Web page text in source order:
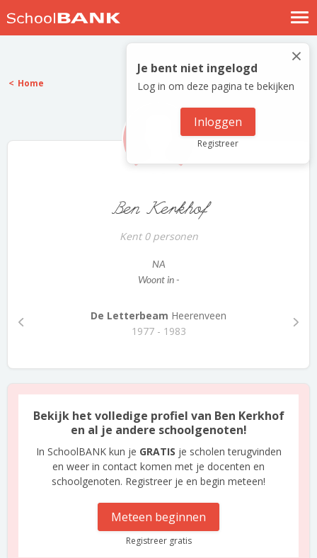
Nostalgische verhalen
Log in
Meld je gratis aan
×
Je bent niet ingelogd
Log in om deze pagina te bekijken
Inloggen
Registreer
Home
Ben Kerkhof
Kent 0 personen
NA
Woont in -
De Letterbeam Heerenveen
1977 - 1983
Bekijk het volledige profiel van Ben Kerkhof
en al je andere schoolgenoten!
In SchoolBANK kun je GRATIS je scholen terugvinden
en weer in contact komen met je docenten en
schoolgenoten. Registreer je en begin meteen!
Meteen beginnen
Registreer gratis